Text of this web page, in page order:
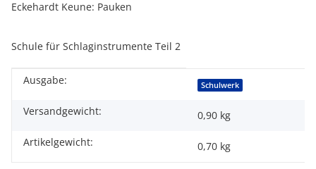
Eckehardt Keune: Pauken
Schule für Schlaginstrumente Teil 2
Produkteigenschaft
Wert
Ausgabe: Schulwerk
Versandgewicht:
0,90 kg
Artikelgewicht:
0,70 kg